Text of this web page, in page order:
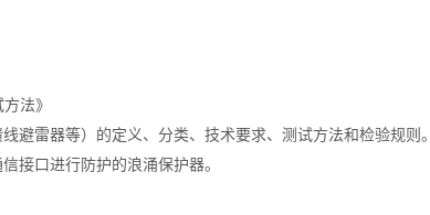
法》
避雷器等）的定义、分类、技术要求、测试方法和检验规则。
接口进行防护的浪涌保护器。